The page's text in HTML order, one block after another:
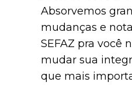
Absorvemos
mudanças e
SEFAZ pra você
mudar sua
que mais